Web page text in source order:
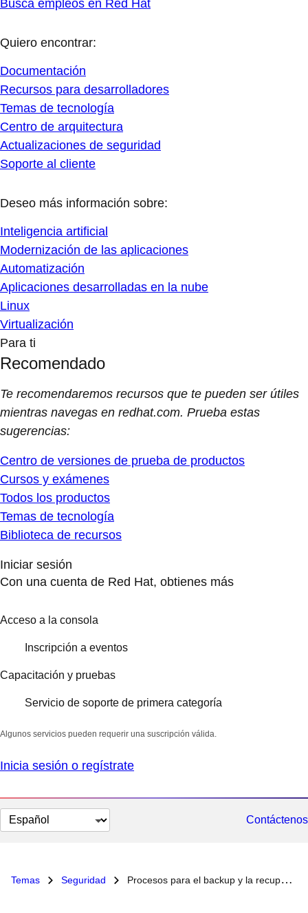
Busca empleos en Red Hat
Quiero encontrar:
Documentación
Recursos para desarrolladores
Temas de tecnología
Centro de arquitectura
Actualizaciones de seguridad
Soporte al cliente
Deseo más información sobre:
Inteligencia artificial
Modernización de las aplicaciones
Automatización
Aplicaciones desarrolladas en la nube
Linux
Virtualización
Para ti
Recomendado
Te recomendaremos recursos que te pueden ser útiles
mientras navegas en redhat.com. Prueba estas
sugerencias:
Centro de versiones de prueba de productos
Cursos y exámenes
Todos los productos
Temas de tecnología
Biblioteca de recursos
Iniciar sesión
Con una cuenta de Red Hat, obtienes más
Acceso a la consola
Inscripción a eventos
Capacitación y pruebas
Servicio de soporte de primera categoría
Algunos servicios pueden requerir una suscripción válida.
Inicia sesión o regístrate
Cambiar
el
Contáctenos
Temas Seguridad Procesos para el backup y la recuperación de los datos